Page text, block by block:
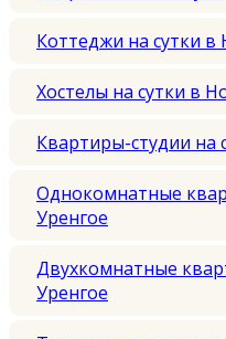
Коттеджи на сутки
Хостелы на сутки в
Квартиры-студии на
Однокомнатные
Уренгое
Двухкомнатные
Уренгое